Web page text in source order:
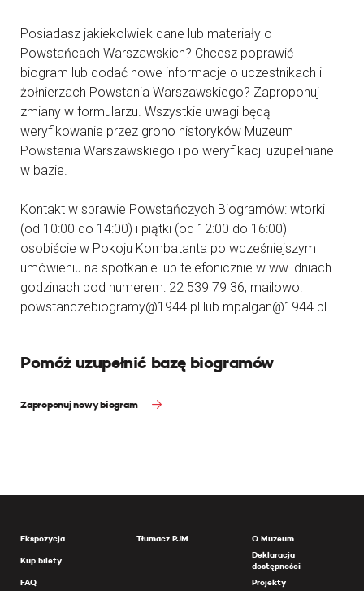
Posiadasz jakiekolwiek dane lub materiały o
Powstańcach Warszawskich? Chcesz poprawić
biogram lub dodać nowe informacje o uczestnikach i
żołnierzach Powstania Warszawskiego? Zaproponuj
zmiany w formularzu. Wszystkie uwagi będą
weryfikowanie przez grono historyków Muzeum
Powstania Warszawskiego i po weryfikacji uzupełniane
w bazie.
Kontakt w sprawie Powstańczych Biogramów: wtorki
(od 10:00 do 14:00) i piątki (od 12:00 do 16:00)
osobiście w Pokoju Kombatanta po wcześniejszym
umówieniu na spotkanie lub telefonicznie w ww. dniach i
godzinach pod numerem: 22 539 79 36, mailowo:
powstanczebiogramy@1944.pl lub mpalgan@1944.pl
Pomóż uzupełnić bazę biogramów
Zaproponuj nowy biogram
Ekspozycja
Kup bilety
FAQ
Tłumacz PJM
O Muzeum
Deklaracja
dostępności
Projekty